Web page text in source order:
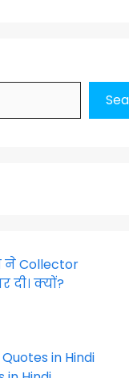
ने Collector
दी। क्यों?
in Hindi